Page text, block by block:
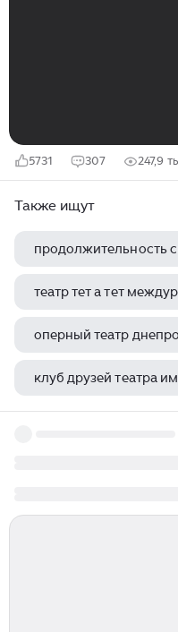
5731 307 247,9
Также ищут
продолжительность
театр тет а тет
оперный театр
клуб друзей театра